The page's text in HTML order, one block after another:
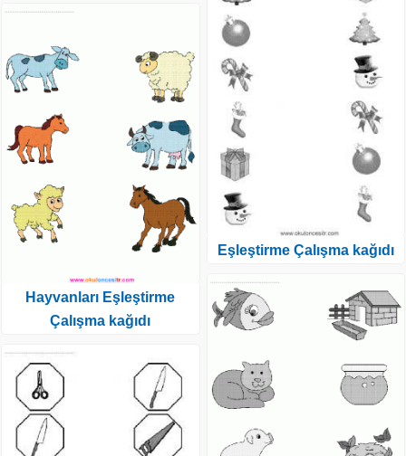
Hayvanları Eşleştirme
Çalışma kağıdı
Eşleştirme Çalışma kağıdı